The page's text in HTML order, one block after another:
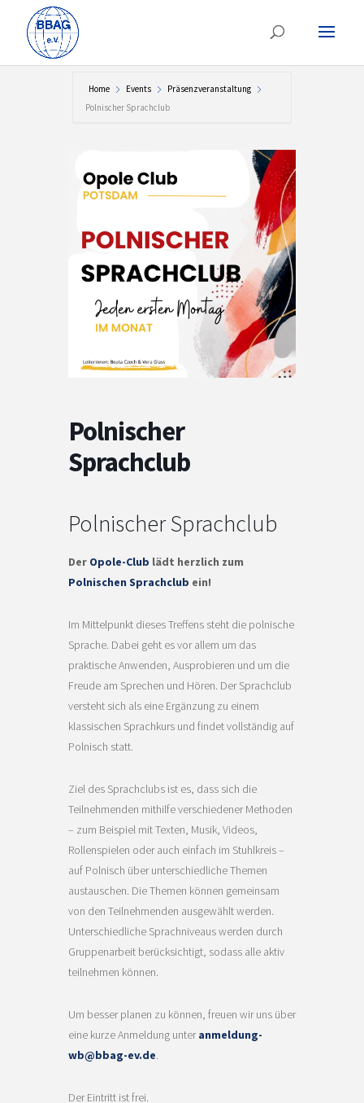
Home Events
Präsenzveranstaltung
Polnischer Sprachclub
Polnischer
Sprachclub
Polnischer Sprachclub
Der Opole-Club lädt herzlich zum
Polnischen Sprachclub ein!
Im Mittelpunkt dieses Treffens steht die polnische
Sprache. Dabei geht es vor allem um das
praktische Anwenden, Ausprobieren und um die
Freude am Sprechen und Hören. Der Sprachclub
versteht sich als eine Ergänzung zu einem
klassischen Sprachkurs und findet vollständig auf
Polnisch statt.
Ziel des Sprachclubs ist es, dass sich die
Teilnehmenden mithilfe verschiedener Methoden
– zum Beispiel mit Texten, Musik, Videos,
Rollenspielen oder auch einfach im Stuhlkreis –
auf Polnisch über unterschiedliche Themen
austauschen. Die Themen können gemeinsam
von den Teilnehmenden ausgewählt werden.
Unterschiedliche Sprachniveaus werden durch
Gruppenarbeit berücksichtigt, sodass alle aktiv
teilnehmen können.
Um besser planen zu können, freuen wir uns über
eine kurze Anmeldung unteranmeldung-
wb@bbag-ev.de.
Der Eintritt ist frei.